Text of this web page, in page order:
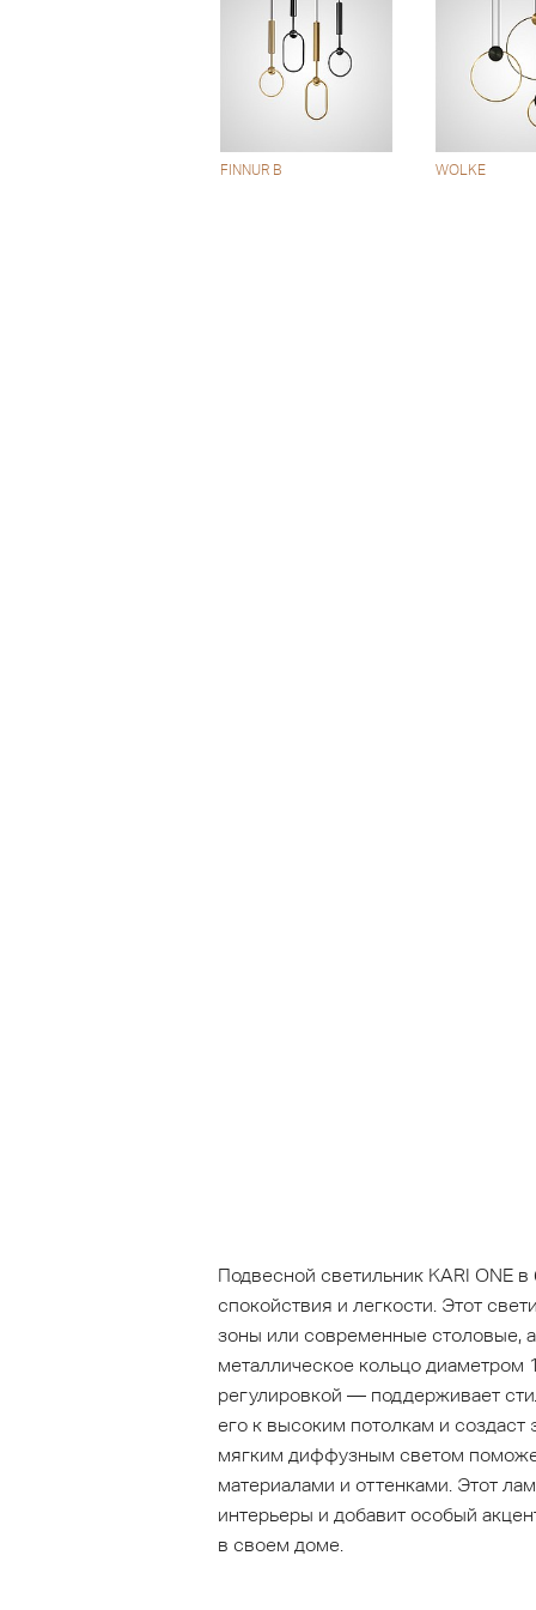
FINNUR B WOLKE
Подвесной светильник KARI ONE
спокойствия и легкости. Этот
зоны или современные столовые,
металлическое кольцо диаметром
регулировкой — поддерживает
его к высоким потолкам и
мягким диффузным светом
материалами и оттенками. Этот
интерьеры и добавит особый
в своем доме.